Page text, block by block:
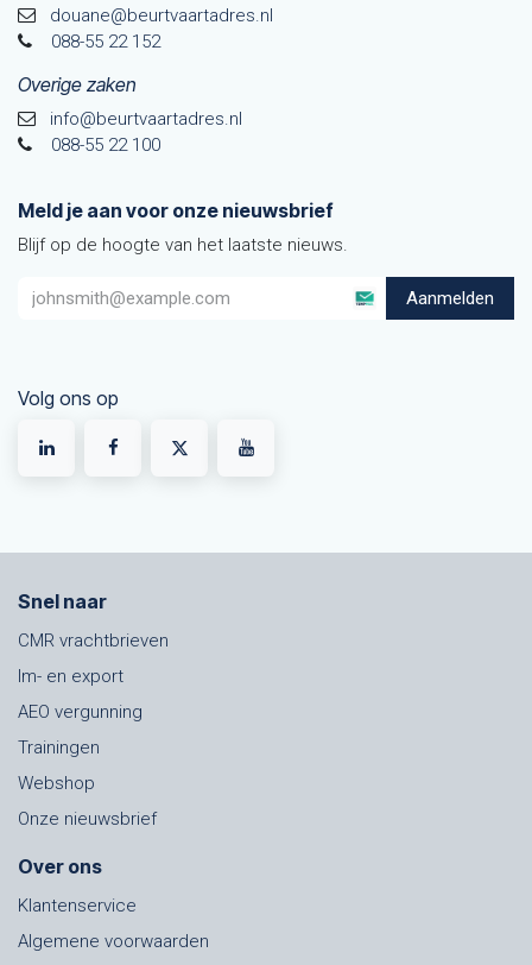
douane@beurtvaarta​dres.nl
088-55 22 152
Overige zaken
info@beurtvaartadres.nl
088-55 22 100
Meld je aan voor onze nieuwsbrief
Blijf op de hoogte van het laatste nieuws.
Aanmelden
Volg ons op
Snel naar
CMR vrachtbrieven
Im- en export
AEO vergunning
Trainingen
Webshop
Onze nieuwsbrief
Over ons
Klantenservice
Algemene voorwaarden